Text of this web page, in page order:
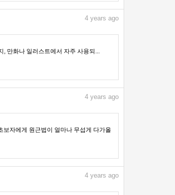
4 years ago
, 만화나 일러스트에서 자주 사용되...
4 years ago
자에게 원근법이 얼마나 무섭게 다가올
4 years ago